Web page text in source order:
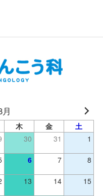
木 金
土
30 31 1
6 7 8
13 14 15